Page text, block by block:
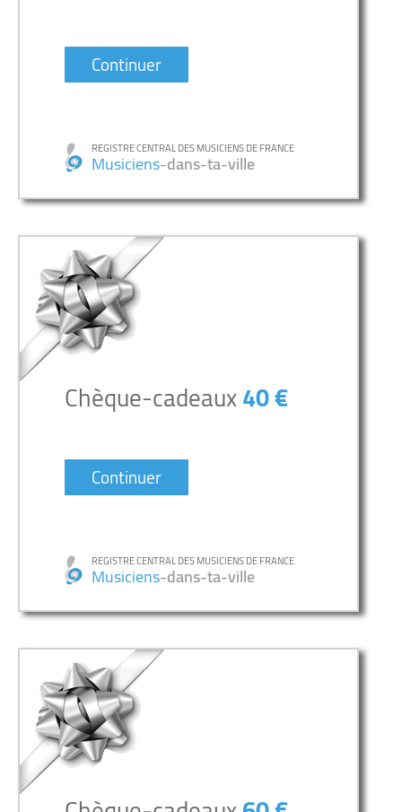
Continuer
REGISTRE CENTRAL DES MUSICIENS DE FRANCE
Musiciens-dans-ta-ville
Chèque-cadeaux40 €
Continuer
REGISTRE CENTRAL DES MUSICIENS DE FRANCE
Musiciens-dans-ta-ville